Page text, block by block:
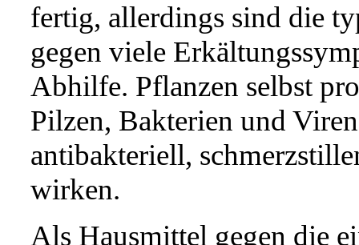
fertig, allerdings sind die
gegen viele
Abhilfe. Pflanzen selbst
Pilzen, Bakterien und
antibakteriell,
wirken.
Als Hausmittel gegen die